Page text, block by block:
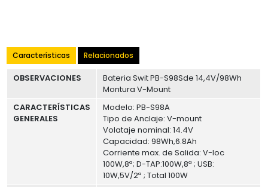
Características Relacionados
OBSERVACIONES
Bateria Swit PB-S98Sde 14,4V/98Wh
Montura V-Mount
CARACTERÍSTICAS
GENERALES
Modelo: PB-S98A
Tipo de Anclaje: V-mount
Volataje nominal: 14.4V
Capacidad: 98Wh,6.8Ah
Corriente max. de Salida: V-loc
100W,8ª; D-TAP:100W,8ª ; USB:
10W,5V/2ª ; Total 100W